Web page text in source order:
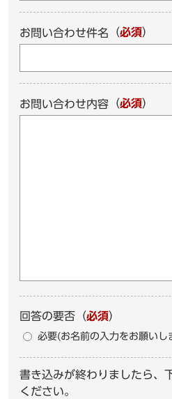
お問い合わせ件名 （必須）
お問い合わせ内容 （必須）
回答の要否 （必須）
必要(お名前の入力をお願いし
書き込みが終わりましたら、
ください。